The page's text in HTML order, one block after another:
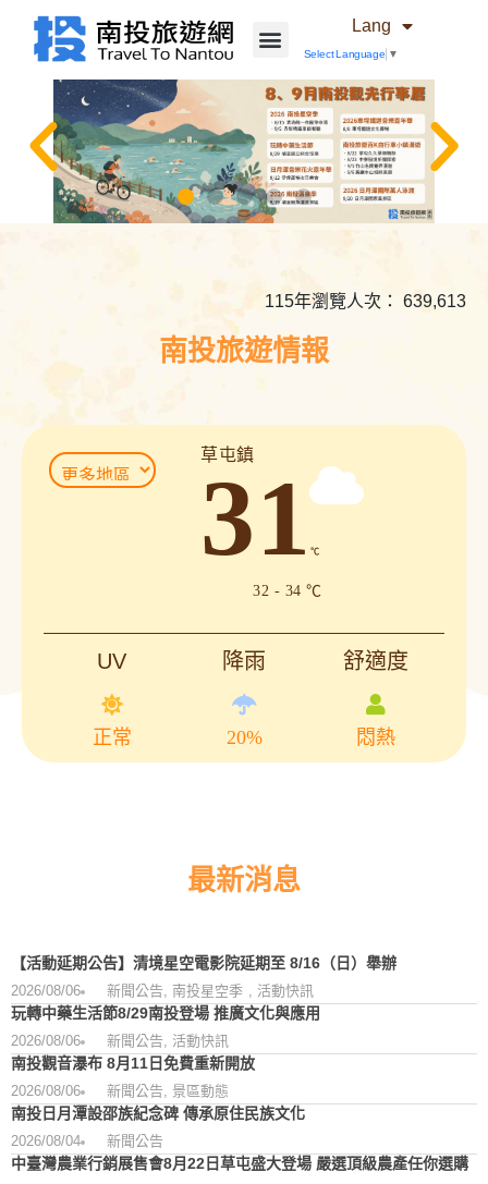
Lang
Select Language ▼
115年瀏覽人次： 639,613
南投旅遊情報
草屯鎮
31℃
32 - 34 ℃
UV
正常
降雨
20%
舒適度
悶熱
最新消息
【活動延期公告】清境星空電影院延期至 8/16（日）舉辦
2026/08/06 新聞公告, 南投星空季 , 活動快訊
玩轉中藥生活節8/29南投登場 推廣文化與應用
2026/08/06 新聞公告, 活動快訊
南投觀音瀑布 8月11日免費重新開放
2026/08/06 新聞公告, 景區動態
南投日月潭設邵族紀念碑 傳承原住民族文化
2026/08/04 新聞公告
中臺灣農業行銷展售會8月22日草屯盛大登場 嚴選頂級農產任你選購